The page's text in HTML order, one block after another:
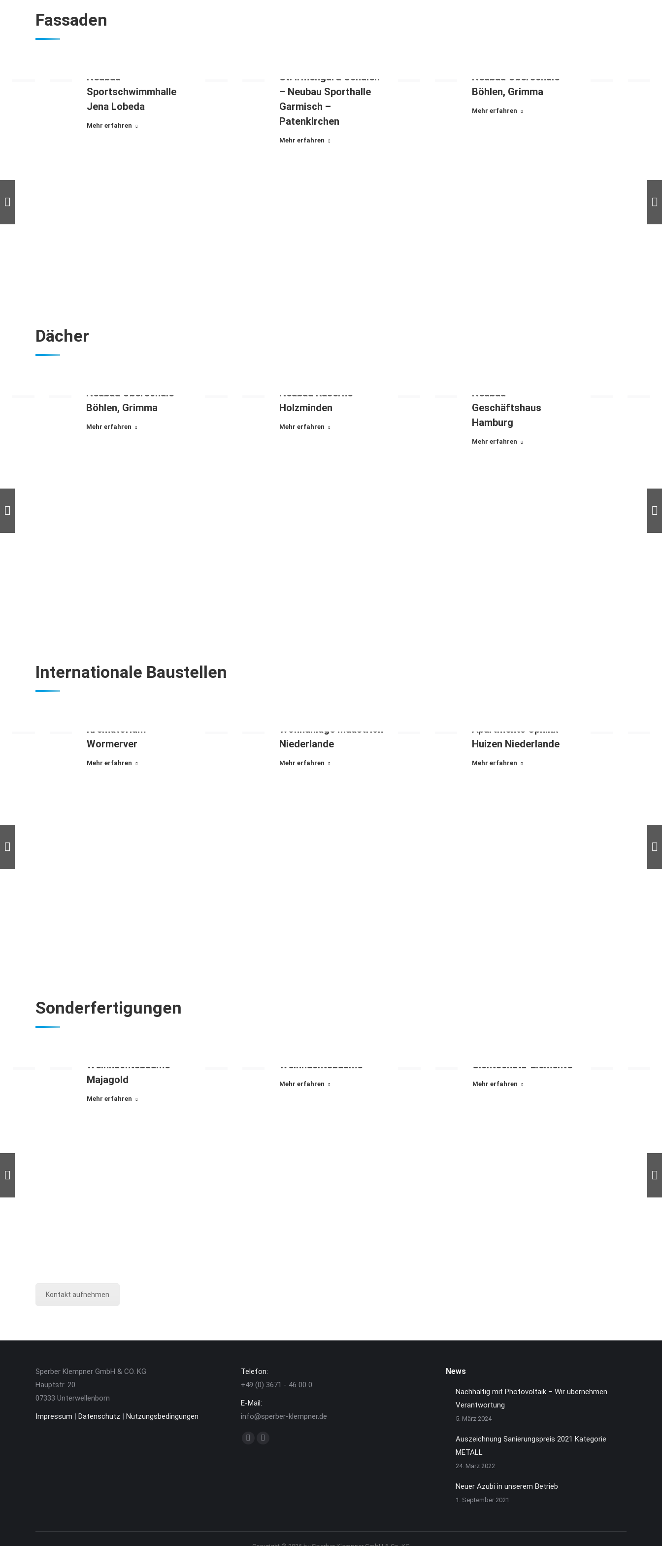
Fassaden
Neubau
Sportschwimmhalle
Jena Lobeda
Mehr erfahren
St. Irmengard Schulen
– Neubau Sporthalle
Garmisch –
Patenkirchen
Mehr erfahren
Neubau Oberschule
Böhlen, Grimma
Mehr erfahren
Dächer
Neubau Oberschule
Böhlen, Grimma
Mehr erfahren
Neubau Kaserne
Holzminden
Mehr erfahren
Neubau
Geschäftshaus
Hamburg
Mehr erfahren
Internationale Baustellen
Krematorium
Wormerver
Mehr erfahren
Wohnanlage Maastrich
Niederlande
Mehr erfahren
Apartments Sphinx
Huizen Niederlande
Mehr erfahren
Sonderfertigungen
Weihnachtsbäume
Majagold
Mehr erfahren
Weihnachtsbäume
Mehr erfahren
Sichtschutz-Elemente
Mehr erfahren
Kontakt aufnehmen
Sperber Klempner GmbH & CO. KG
Hauptstr. 20
07333 Unterwellenborn
Impressum Datenschutz Nutzungsbedingungen
Telefon:
+49 (0) 3671 - 46 00 0
E-Mail:
info@sperber-klempner.de
Finden Sie uns auf:
News
Nachhaltig mit Photovoltaik – Wir übernehmen
Verantwortung
5. März 2024
Auszeichnung Sanierungspreis 2021 Kategorie
METALL
24. März 2022
Neuer Azubi in unserem Betrieb
1. September 2021